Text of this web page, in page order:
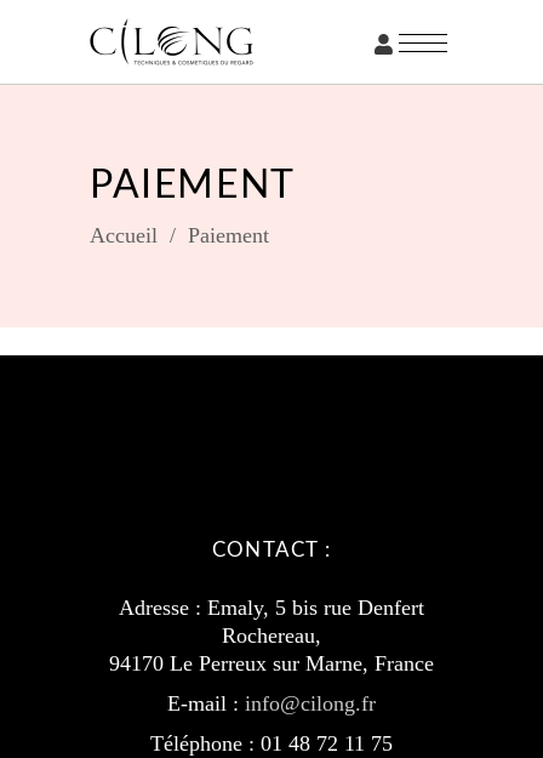
PAIEMENT
Accueil / Paiement
CONTACT :
Adresse : Emaly, 5 bis rue Denfert
Rochereau,
94170 Le Perreux sur Marne, France
E-mail : info@cilong.fr
Téléphone : 01 48 72 11 75